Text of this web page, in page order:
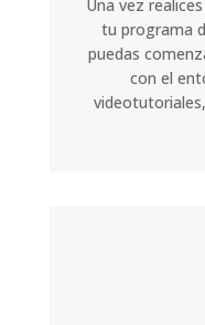
Una vez
tu programa
puedas
con el